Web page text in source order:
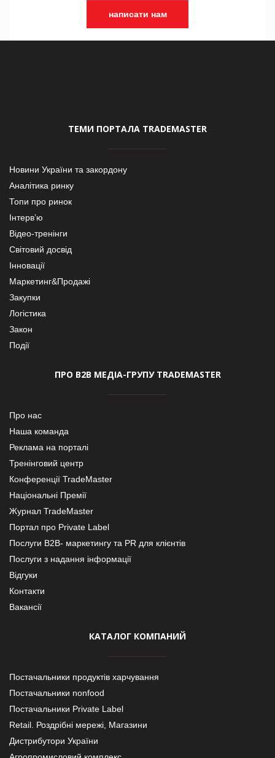
написати нам
ТЕМИ ПОРТАЛА TRADEMASTER
Новини України та закордону
Аналітика ринку
Топи про ринок
Інтерв’ю
Відео-тренінги
Світовий досвід
Інновації
Маркетинг&Продажі
Закупки
Логістика
Закон
Події
ПРО В2В МЕДІА-ГРУПУ TRADEMASTER
Про нас
Наша команда
Реклама на порталі
Тренінговий центр
Конференції TradeMaster
Національні Премії
Журнал TradeMaster
Портал про Private Label
Послуги В2В- маркетингу та PR для клієнтів
Послуги з надання інформації
Відгуки
Контакти
Вакансії
КАТАЛОГ КОМПАНИЙ
Постачальники продуктів харчування
Постачальники nonfood
Постачальники Private Label
Retail. Роздрібні мережі, Магазини
Дистрибутори України